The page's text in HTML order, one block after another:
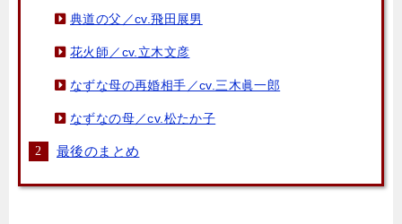
典道の父／cv.飛田展男
花火師／cv.立木文彦
なずな母の再婚相手／cv.三木眞一郎
なずなの母／cv.松たか子
最後のまとめ